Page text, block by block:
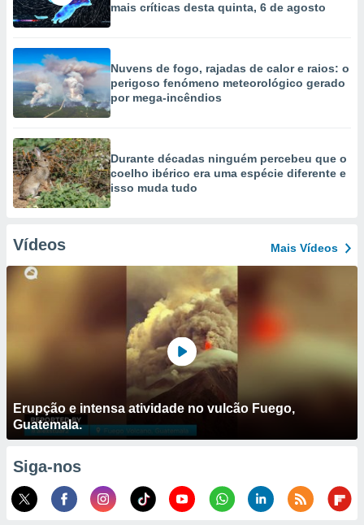
mais críticas desta quinta, 6 de agosto
Nuvens de fogo, rajadas de calor e raios: o
perigoso fenómeno meteorológico gerado
por mega-incêndios
Durante décadas ninguém percebeu que o
coelho ibérico era uma espécie diferente e
isso muda tudo
Vídeos Mais Vídeos
Erupção e intensa atividade no vulcão Fuego,
Guatemala.
Siga-nos